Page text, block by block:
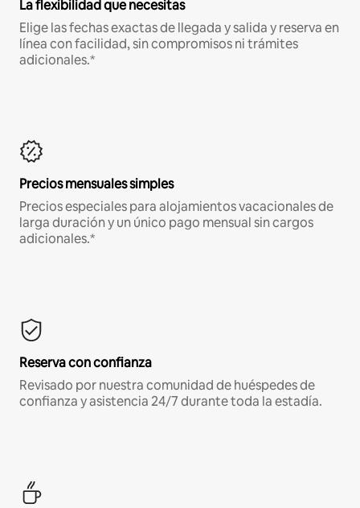
La flexibilidad que necesitas
Elige las fechas exactas de llegada y salida y reserva en
línea con facilidad, sin compromisos ni trámites
adicionales.*
Precios mensuales simples
Precios especiales para alojamientos vacacionales de
larga duración y un único pago mensual sin cargos
adicionales.*
Reserva con confianza
Revisado por nuestra comunidad de huéspedes de
confianza y asistencia 24/7 durante toda la estadía.